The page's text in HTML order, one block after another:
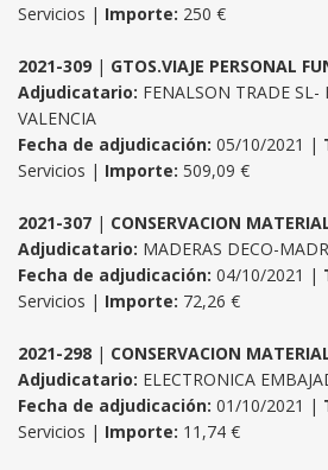
Servicios | Importe: 250 €
2021-309 | GTOS.VIAJE PERSONAL
Adjudicatario: FENALSON TRADE
VALENCIA
Fecha de adjudicación: 05/10/2021 |
Servicios | Importe: 509,09 €
2021-307 | CONSERVACION
Adjudicatario: MADERAS DECO-
Fecha de adjudicación: 04/10/2021 |
Servicios | Importe: 72,26 €
2021-298 | CONSERVACION
Adjudicatario: ELECTRONICA
Fecha de adjudicación: 01/10/2021 |
Servicios | Importe: 11,74 €